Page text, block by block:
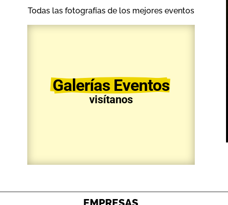
Todas las fotografías de los mejores eventos
Galerías Eventos
visítanos